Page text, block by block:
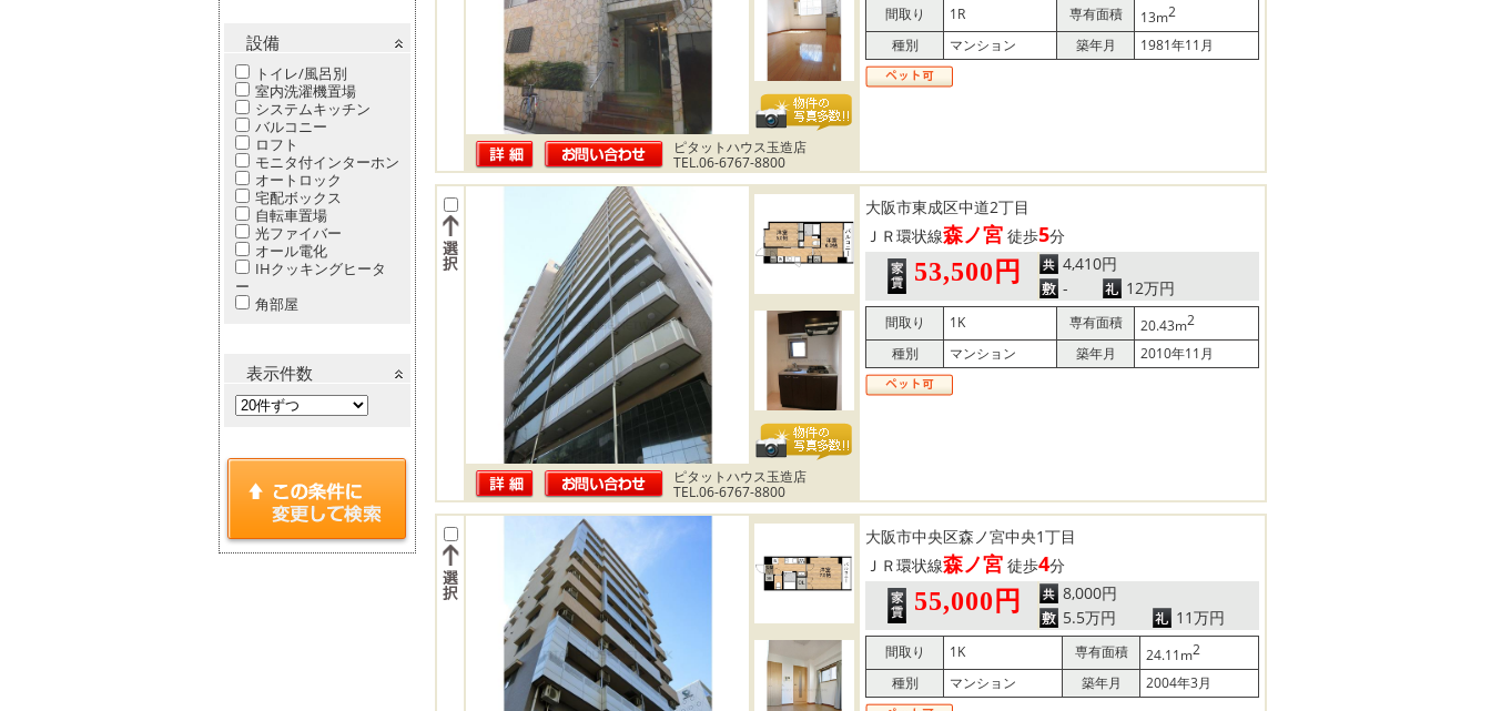
設備
トイレ/風呂別
室内洗濯機置場
システムキッチン
バルコニー
ロフト
モニタ付インターホン
オートロック
宅配ボックス
自転車置場
光ファイバー
オール電化
IHクッキングヒータ
ー
角部屋
表示件数
間取り
1R 専有面積 13m2
種別
マンション 築年月 1981年11月
ピタットハウス玉造店
TEL.06-6767-8800
大阪市東成区中道2丁目
ＪＲ環状線森ノ宮 徒歩5分
53,500円
4,410円
-
12万円
間取り 1K 専有面積 20.43m2
種別
マンション 築年月 2010年11月
ピタットハウス玉造店
TEL.06-6767-8800
大阪市中央区森ノ宮中央1丁目
ＪＲ環状線森ノ宮 徒歩4分
55,000円
8,000円
5.5万円
11万円
間取り 1K 専有面積 24.11m2
種別
マンション 築年月 2004年3月